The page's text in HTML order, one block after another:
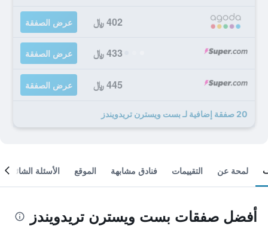
402 ﷼ عرض الصفقة
433 ﷼ عرض الصفقة
445 ﷼ عرض الصفقة
20 صفقة إضافية لـ بست ويسترن تريدويندز
لمحة عن التقييمات فنادق مشابهة الموقع الأسئلة الشائعة
أفضل صفقات بست ويسترن تريدويندز